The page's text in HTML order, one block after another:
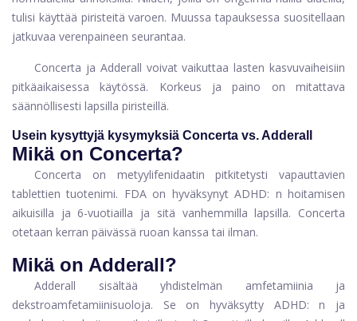
tulisi käyttää piristeitä varoen. Muussa tapauksessa suositellaan
jatkuvaa verenpaineen seurantaa.
Concerta ja Adderall voivat vaikuttaa lasten kasvuvaiheisiin
pitkäaikaisessa käytössä. Korkeus ja paino on mitattava
säännöllisesti lapsilla piristeillä.
Usein kysyttyjä kysymyksiä Concerta vs. Adderall
Mikä on Concerta?
Concerta on metyylifenidaatin pitkitetysti vapauttavien
tablettien tuotenimi. FDA on hyväksynyt ADHD: n hoitamisen
aikuisilla ja 6-vuotiailla ja sitä vanhemmilla lapsilla. Concerta
otetaan kerran päivässä ruoan kanssa tai ilman.
Mikä on Adderall?
Adderall sisältää yhdistelmän amfetamiinia ja
dekstroamfetamiinisuoloja. Se on hyväksytty ADHD: n ja